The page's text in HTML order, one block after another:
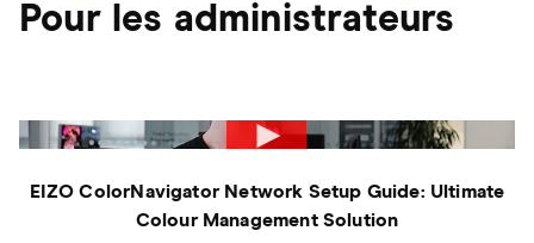
Pour les administrateurs
EIZO ColorNavigator Network Setup Guide: Ultimate
Colour Management Solution